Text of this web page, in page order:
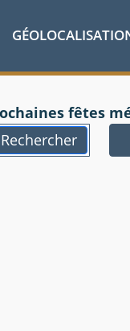
fêtes
Rechercher